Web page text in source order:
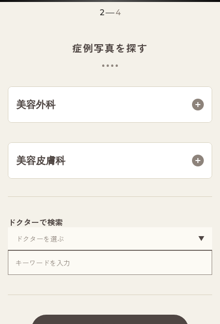
2 4
症例写真を探す
美容外科
美容皮膚科
ドクターで検索
ワー